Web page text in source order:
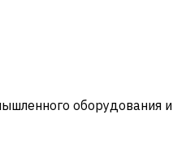
оборудования